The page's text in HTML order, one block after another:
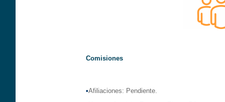
Comisiones
•Afiliaciones: Pendiente.